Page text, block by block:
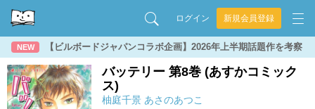
ログイン 新規会員登録
NEW 【ビルボードジャパンコラボ企画】2026年上半期話題作を考察
バッテリー 第8巻 (あすかコミック
ス)
柚庭千景 あさのあつこ